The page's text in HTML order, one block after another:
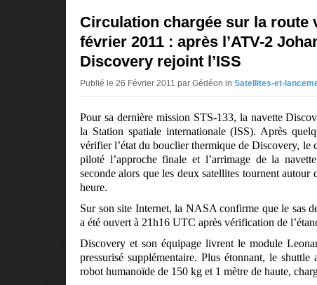
Circulation chargée sur la route
février 2011 : après l’ATV-2
Discovery rejoint l’ISS
Publié le 26 Février 2011 par Gédéon in Satellites-et-
Pour sa dernière mission STS-133, la navette
la Station spatiale internationale (ISS). Après
vérifier l’état du bouclier thermique de Discovery, le
piloté l’approche finale et l’arrimage de la
seconde alors que les deux satellites tournent
heure.
Sur son site Internet, la NASA confirme que le sas
a été ouvert à 21h16 UTC après vérification de
Discovery et son équipage livrent le module
pressurisé supplémentaire. Plus étonnant, le
robot humanoïde de 150 kg et 1 mètre de haute,